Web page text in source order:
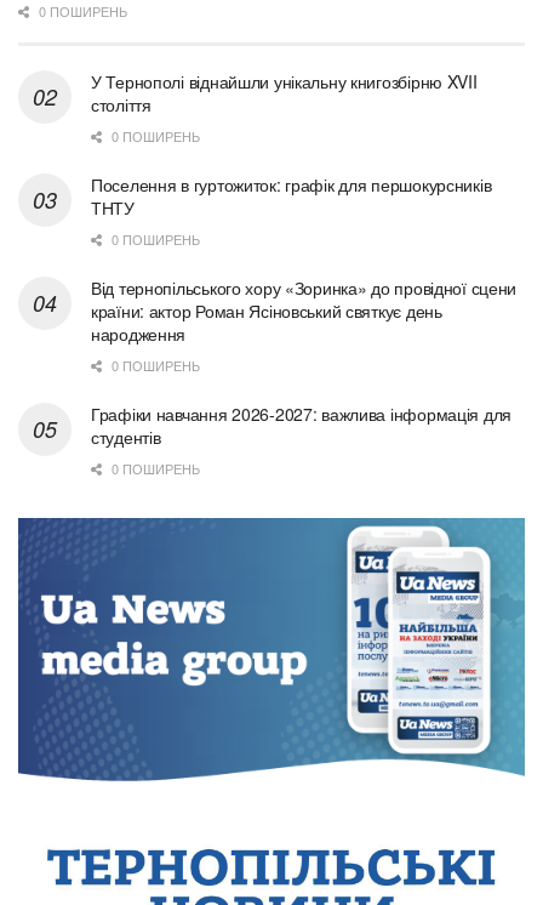
0 ПОШИРЕНЬ
У Тернополі віднайшли унікальну книгозбірню XVII
століття
0 ПОШИРЕНЬ
Поселення в гуртожиток: графік для першокурсників
ТНТУ
0 ПОШИРЕНЬ
Від тернопільського хору «Зоринка» до провідної сцени
країни: актор Роман Ясіновський святкує день
народження
0 ПОШИРЕНЬ
Графіки навчання 2026-2027: важлива інформація для
студентів
0 ПОШИРЕНЬ